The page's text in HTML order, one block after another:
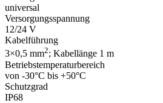
universal
Versorgungsspannung
12/24 V
Kabelführung
3×0,5 mm2; Kabellänge 1 m
Betriebstemperaturbereich
von -30°C bis +50°C
Schutzgrad
IP68